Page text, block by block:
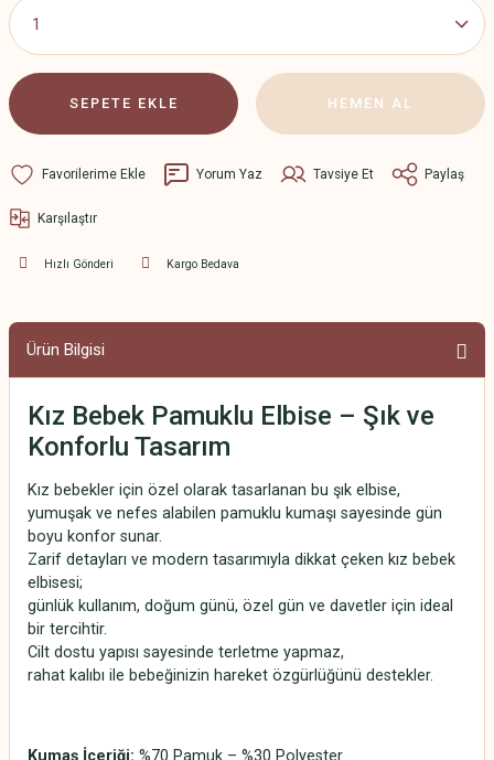
SEPETE EKLE HEMEN AL
Yorum Yaz Tavsiye Et Paylaş
Karşılaştır
Hızlı Gönderi Kargo Bedava
Ürün Bilgisi
Kız Bebek Pamuklu Elbise – Şık ve
Konforlu Tasarım
Kız bebekler için özel olarak tasarlanan bu şık elbise,
yumuşak ve nefes alabilen pamuklu kumaşı sayesinde gün
boyu konfor sunar.
Zarif detayları ve modern tasarımıyla dikkat çeken kız bebek
elbisesi;
günlük kullanım, doğum günü, özel gün ve davetler için ideal
bir tercihtir.
Cilt dostu yapısı sayesinde terletme yapmaz,
rahat kalıbı ile bebeğinizin hareket özgürlüğünü destekler.
Kumaş İçeriği: %70 Pamuk – %30 Polyester